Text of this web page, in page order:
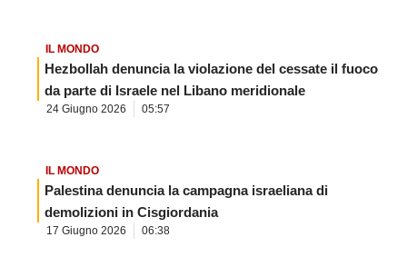
IL MONDO
Hezbollah denuncia la violazione del cessate il fuoco
da parte di Israele nel Libano meridionale
24 Giugno 2026 05:57
IL MONDO
Palestina denuncia la campagna israeliana di
demolizioni in Cisgiordania
17 Giugno 2026 06:38